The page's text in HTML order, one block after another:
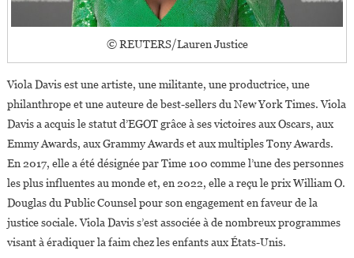
© REUTERS/Lauren Justice
Viola Davis est une artiste, une militante, une productrice, une
philanthrope et une auteure de best-sellers du New York Times. Viola
Davis a acquis le statut d’EGOT grâce à ses victoires aux Oscars, aux
Emmy Awards, aux Grammy Awards et aux multiples Tony Awards.
En 2017, elle a été désignée par Time 100 comme l’une des personnes
les plus influentes au monde et, en 2022, elle a reçu le prix William O.
Douglas du Public Counsel pour son engagement en faveur de la
justice sociale. Viola Davis s’est associée à de nombreux programmes
visant à éradiquer la faim chez les enfants aux États-Unis.